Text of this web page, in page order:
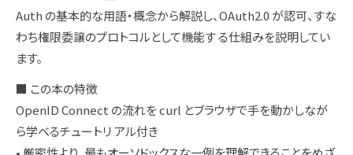
Auth の基本的な用語・概念から解説し、OAuth2.0 が認可、すな
わち権限委譲のプロトコルとして機能す る仕組みを説明してい
ます。
■ この本の特徴
OpenID Connect の流れを curl とブラウザで手を動かしなが
ら学べるチュートリ アル付き